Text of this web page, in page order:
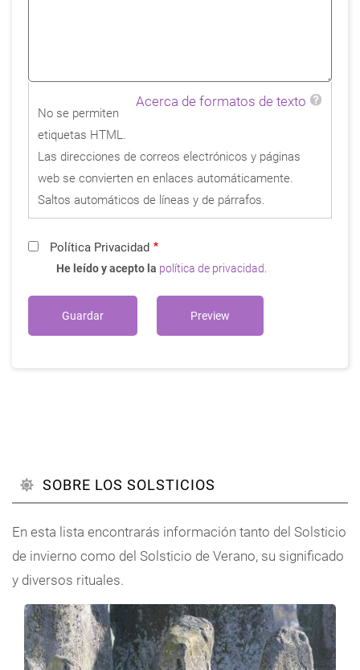
Acerca de formatos de texto
No se permiten
etiquetas HTML.
Las direcciones de correos electrónicos y páginas
web se convierten en enlaces automáticamente.
Saltos automáticos de líneas y de párrafos.
Política Privacidad
He leído y acepto la política de privacidad.
SOBRE LOS SOLSTICIOS
En esta lista encontrarás información tanto del Solsticio
de invierno como del Solsticio de Verano, su significado
y diversos rituales.